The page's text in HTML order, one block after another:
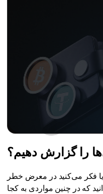
را گزارش دهیم؟
یا فکر می‌کنید در معرض خطر
که در چنین مواردی به کجا